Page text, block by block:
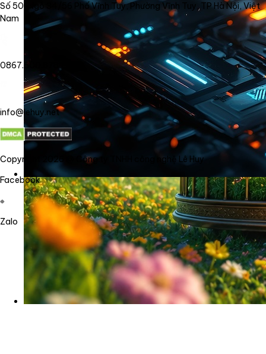
Số 50, Ngõ 34/56 Phố Vĩnh Tuy, Phường Vĩnh Tuy, TP Hà Nội, Việt
Nam
0867.800.878
info@lehuy.net
Copyright 2026 @ Công ty TNHH công nghệ Lê Huy
Facebook
Zalo